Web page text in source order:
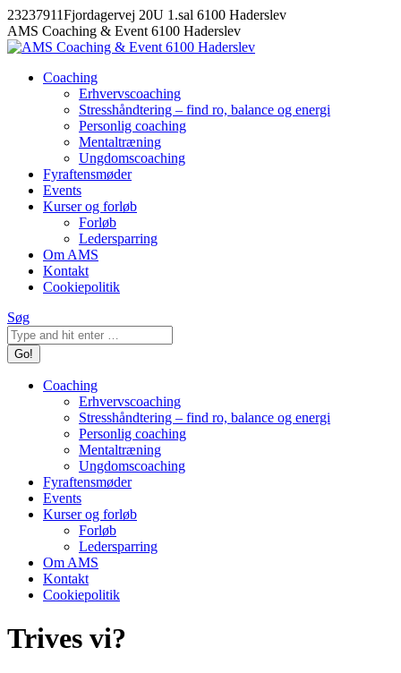
Skip
to
content
23237911Fjordagervej 20U 1.sal 6100 Haderslev
Facebook
AMS Coaching & Event 6100 Haderslev
Coaching
Erhvervscoaching
Stresshåndtering – find ro, balance og energi
Personlig coaching
Mentaltræning
Ungdomscoaching
Fyraftensmøder
Events
Kurser og forløb
Forløb
Ledersparring
Om AMS
Kontakt
Cookiepolitik
Search:
Søg
Coaching
Erhvervscoaching
Stresshåndtering – find ro, balance og energi
Personlig coaching
Mentaltræning
Ungdomscoaching
Fyraftensmøder
Events
Kurser og forløb
Forløb
Ledersparring
Om AMS
Kontakt
Cookiepolitik
Trives vi?